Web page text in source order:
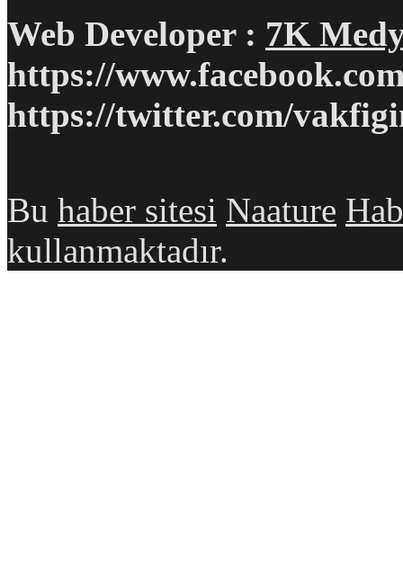
Web Developer : 7K
https://
https://twitter.com/
Bu haber sitesi Naature
kullanmaktadır.